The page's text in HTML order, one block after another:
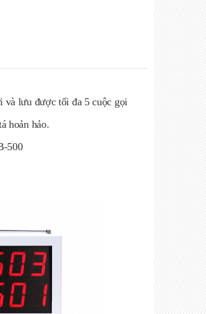
và lưu được tối đa 5 cuộc gọi
hoản hảo.
500